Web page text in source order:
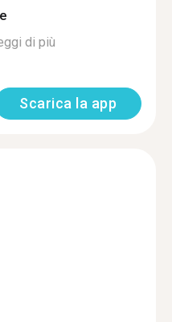
di più
Scarica la app